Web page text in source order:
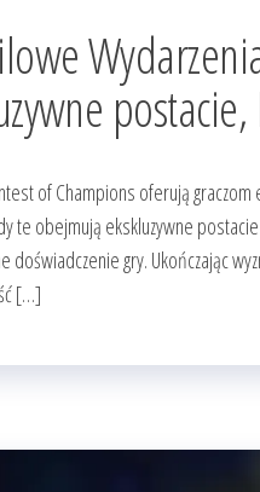
of Champions oferują graczom
te obejmują ekskluzywne
gry. Ukończając
[…]